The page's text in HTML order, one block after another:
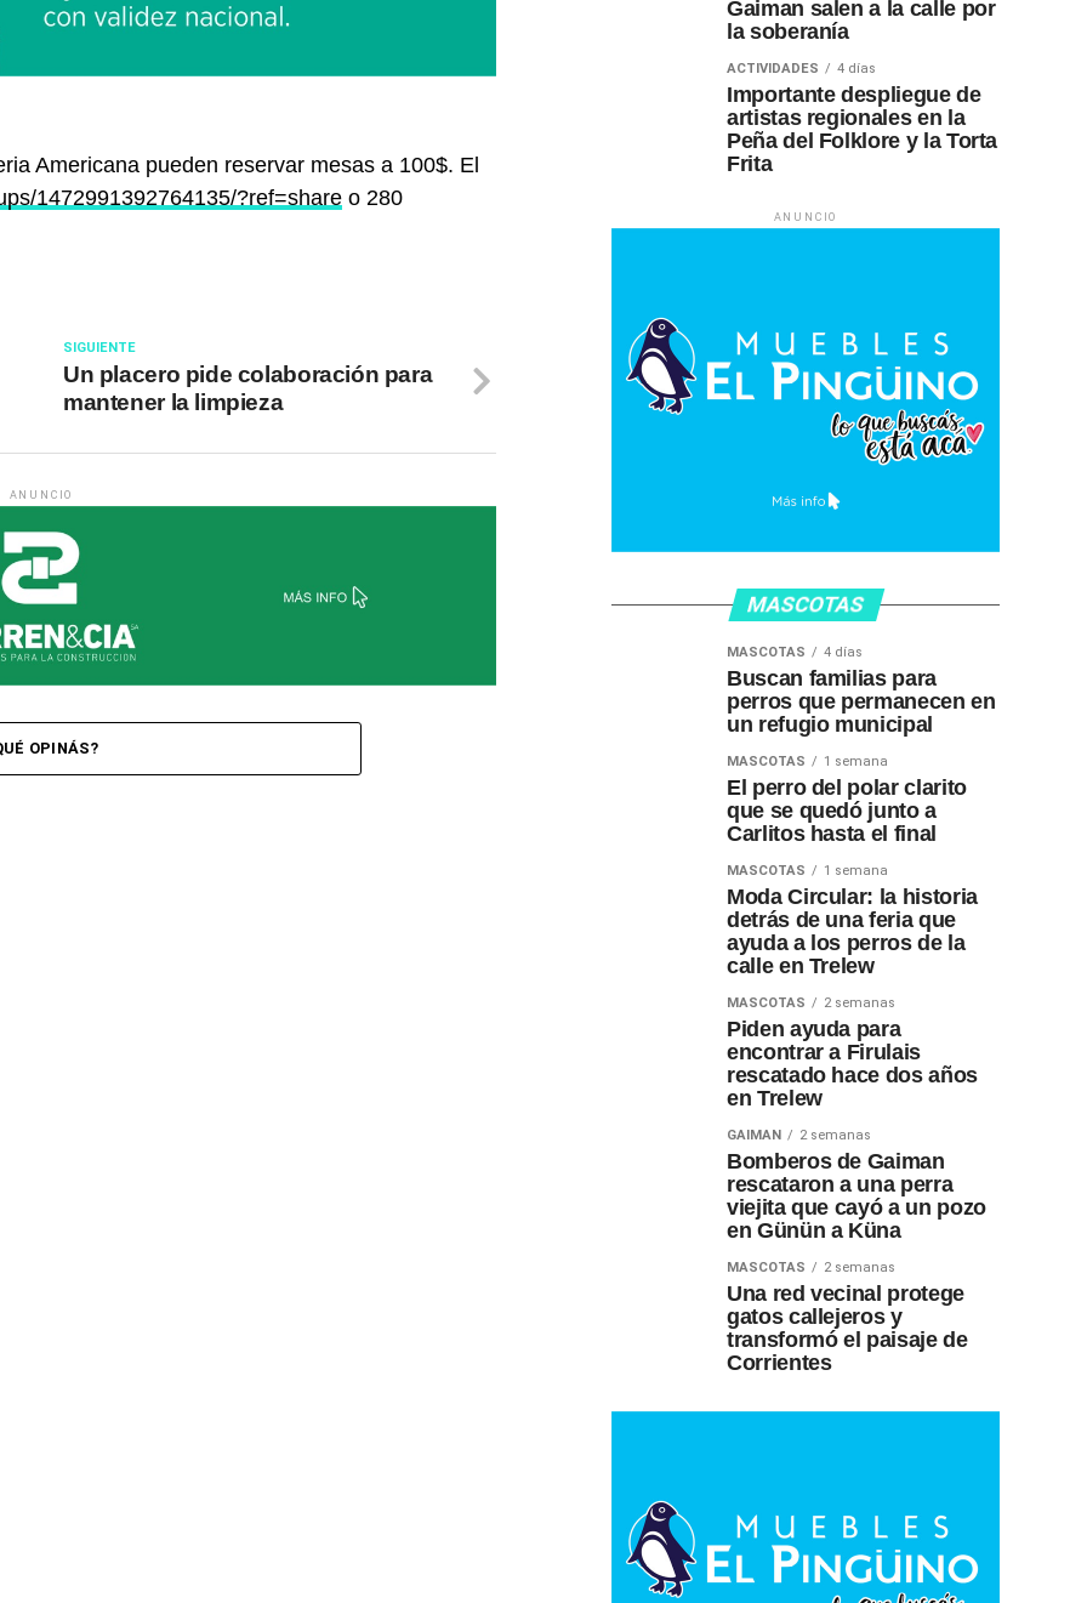
Americana pueden reservar mesas a 100$. El
1472991392764135/?ref=share o 280
SIGUIENTE
Un placero pide colaboración para
mantener la limpieza
ANUNCIO
OPINÁS?
Gaiman salen a la calle por
la soberanía
ACTIVIDADES 4 días
Importante despliegue de
artistas regionales en la
Peña del Folklore y la Torta
Frita
ANUNCIO
MASCOTAS
MASCOTAS 4 días
Buscan familias para
perros que permanecen en
un refugio municipal
MASCOTAS 1 semana
El perro del polar clarito
que se quedó junto a
Carlitos hasta el final
MASCOTAS 1 semana
Moda Circular: la historia
detrás de una feria que
ayuda a los perros de la
calle en Trelew
MASCOTAS 2 semanas
Piden ayuda para
encontrar a Firulais
rescatado hace dos años
en Trelew
GAIMAN 2 semanas
Bomberos de Gaiman
rescataron a una perra
viejita que cayó a un pozo
en Günün a Küna
MASCOTAS 2 semanas
Una red vecinal protege
gatos callejeros y
transformó el paisaje de
Corrientes